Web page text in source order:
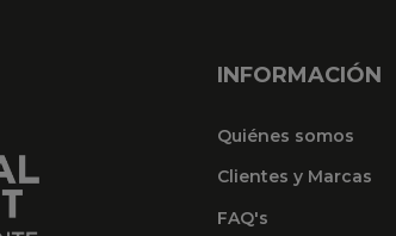
INFORMACIÓN
Quiénes somos
Clientes y Marcas
FAQ's